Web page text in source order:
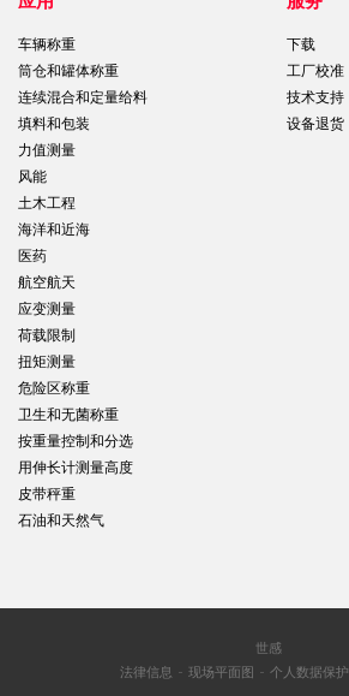
车辆称重
筒仓和罐体称重
连续混合和定量给料
填料和包装
力值测量
风能
土木工程
海洋和近海
医药
航空航天
应变测量
荷载限制
扭矩测量
危险区称重
卫生和无菌称重
按重量控制和分选
用伸长计测量高度
皮带秤重
石油和天然气
下载
工厂校准
技术支持
设备退货
世感
法律信息
现场平面图 个人数据保护